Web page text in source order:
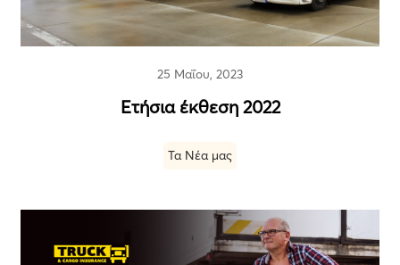
25 Μαΐου, 2023
Ετήσια έκθεση 2022
Τα Νέα μας